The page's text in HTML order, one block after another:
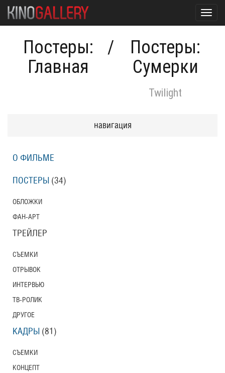
Постеры:
Главная
/
Постеры:
Сумерки
Twilight
навигация
О ФИЛЬМЕ
ПОСТЕРЫ (34)
ОБЛОЖКИ
ФАН-АРТ
ТРЕЙЛЕР
СЪЕМКИ
ОТРЫВОК
ИНТЕРВЬЮ
ТВ-РОЛИК
ДРУГОЕ
КАДРЫ (81)
СЪЕМКИ
КОНЦЕПТ